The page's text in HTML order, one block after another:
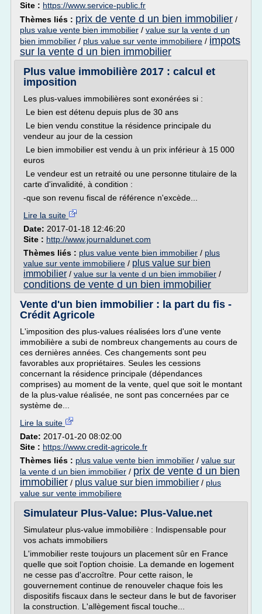
Site : https://www.service-public.fr
Thèmes liés : prix de vente d un bien immobilier /
plus value vente bien immobilier / value sur la vente d un
bien immobilier / plus value sur vente immobiliere / impots
sur la vente d un bien immobilier
Plus value immobilière 2017 : calcul et
imposition
Les plus-values immobilières sont exonérées si :
Le bien est détenu depuis plus de 30 ans
Le bien vendu constitue la résidence principale du
vendeur au jour de la cession
Le bien immobilier est vendu à un prix inférieur à 15 000
euros
Le vendeur est un retraité ou une personne titulaire de la
carte d'invalidité, à condition :
-que son revenu fiscal de référence n'excède...
Lire la suite
Date: 2017-01-18 12:46:20
Site : http://www.journaldunet.com
Thèmes liés : plus value vente bien immobilier / plus
value sur vente immobiliere / plus value sur bien
immobilier / value sur la vente d un bien immobilier /
conditions de vente d un bien immobilier
Vente d'un bien immobilier : la part du fis -
Crédit Agricole
L'imposition des plus-values réalisées lors d'une vente
immobilière a subi de nombreux changements au cours de
ces dernières années. Ces changements sont peu
favorables aux propriétaires. Seules les cessions
concernant la résidence principale (dépendances
comprises) au moment de la vente, quel que soit le montant
de la plus-value réalisée, ne sont pas concernées par ce
système de...
Lire la suite
Date: 2017-01-20 08:02:00
Site : https://www.credit-agricole.fr
Thèmes liés : plus value vente bien immobilier / value sur
la vente d un bien immobilier / prix de vente d un bien
immobilier / plus value sur bien immobilier / plus
value sur vente immobiliere
Simulateur Plus-Value: Plus-Value.net
Simulateur plus-value immobilière : Indispensable pour
vos achats immobiliers
L'immobilier reste toujours un placement sûr en France
quelle que soit l'option choisie. La demande en logement
ne cesse pas d'accroître. Pour cette raison, le
gouvernement continue de renouveler chaque fois les
dispositifs fiscaux dans le secteur dans le but de favoriser
la construction. L'allègement fiscal touche...